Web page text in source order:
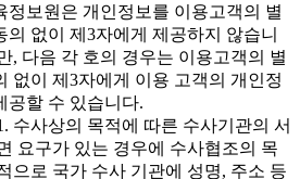
보원은 개인정보를 이용고객의 별
의 없이 제3자에게 제공하지 않습니
, 다음 각 호의 경우는 이용고객의 별
없이 제3자에게 이용 고객의 개인정
공할 수 있습니다.
수사상의 목적에 따른 수사기관의 서
요구가 있는 경우에 수사협조의 목
으로 국가 수사 기관에 성명, 주소 등